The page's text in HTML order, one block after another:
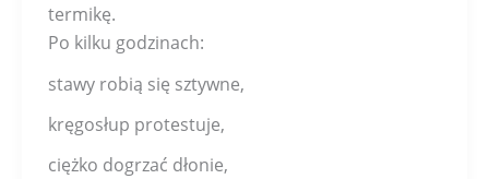
termikę.
Po kilku godzinach:
stawy robią się sztywne,
kręgosłup protestuje,
ciężko dogrzać dłonie,